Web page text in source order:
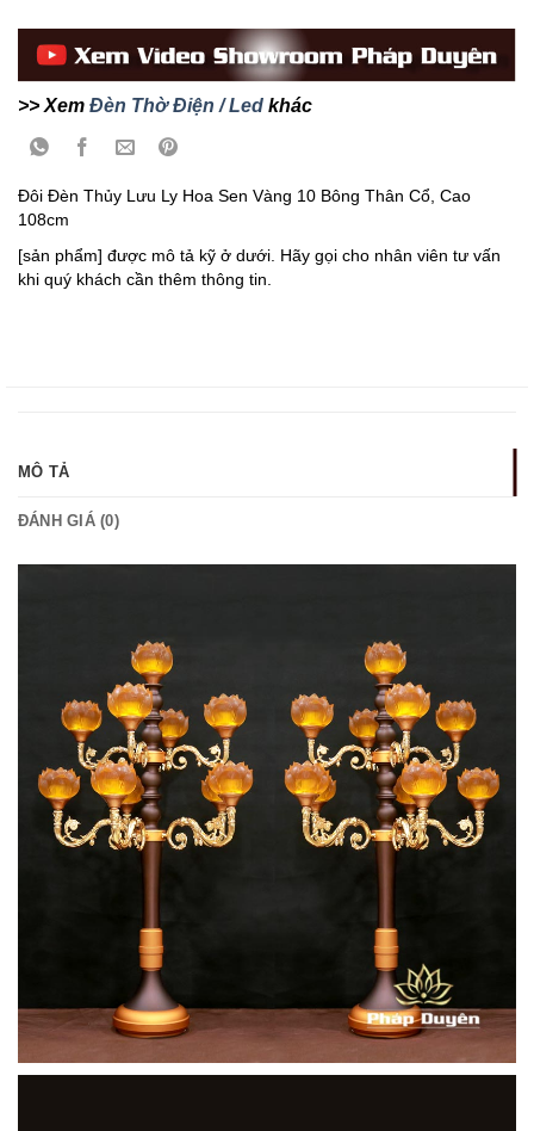
>> Xem Đèn Thờ Điện / Led khác
Đôi Đèn Thủy Lưu Ly Hoa Sen Vàng 10 Bông Thân Cổ, Cao
108cm
[sản phẩm] được mô tả kỹ ở dưới. Hãy gọi cho nhân viên tư vấn
khi quý khách cần thêm thông tin.
MÔ TẢ
ĐÁNH GIÁ (0)